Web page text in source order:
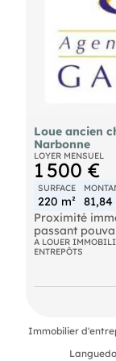
Loue ancien
Narbonne
LOYER MENSUEL
1 500 €
SURFACE
220 m²
Proximité
passant
terrasse
apparentes-
A LOUER
ENTREPÔTS
Immobilier